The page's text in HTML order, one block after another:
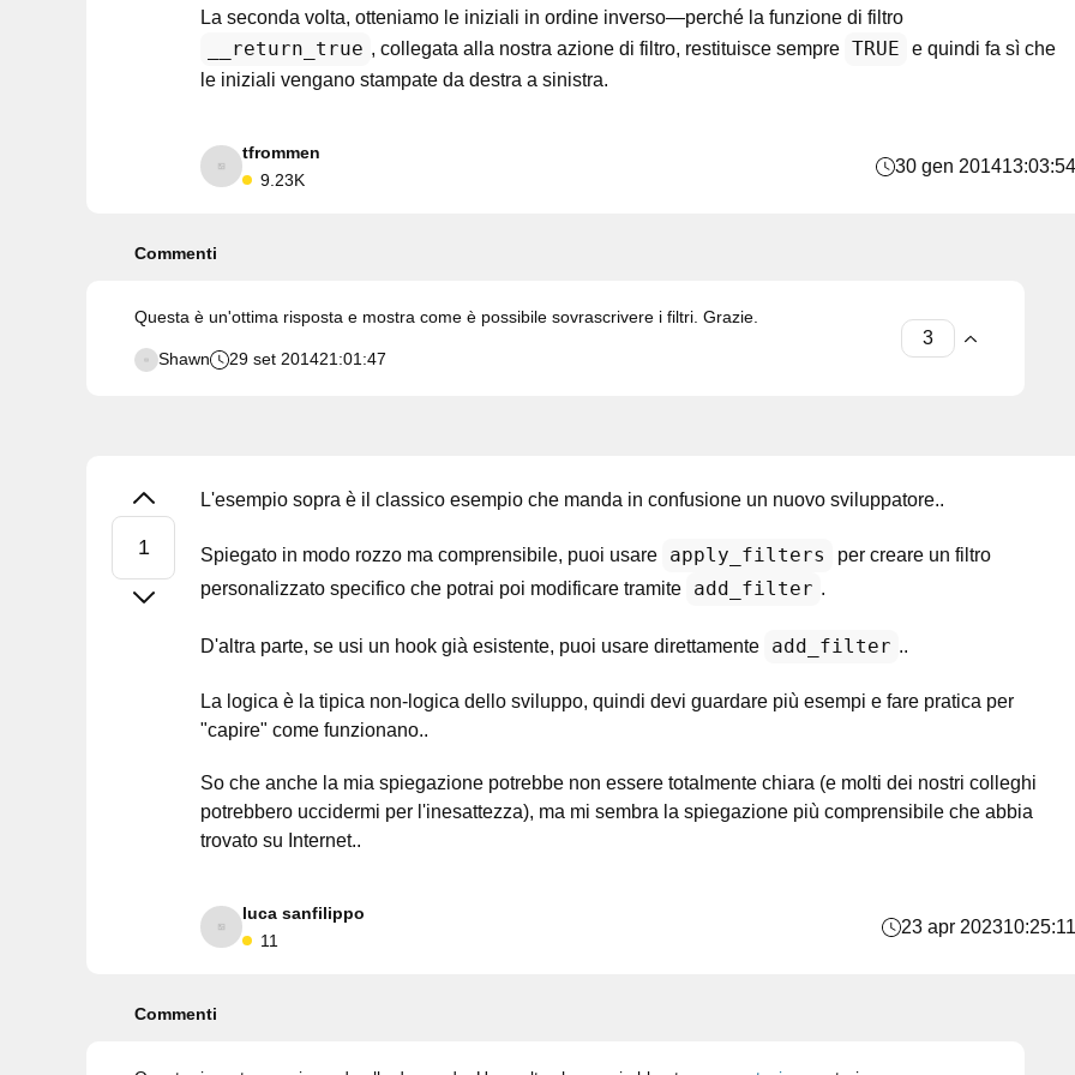
La seconda volta, otteniamo le iniziali in ordine inverso—perché la funzione di filtro
__return_true , collegata alla nostra azione di filtro, restituisce sempre TRUE
e quindi fa sì che
le iniziali vengano stampate da destra a sinistra.
tfrommen
9.23K
30 gen 201413:03:54
Commenti
Questa è un'ottima risposta e mostra come è possibile sovrascrivere i filtri. Grazie.
Shawn 29 set 201421:01:47
L'esempio sopra è il classico esempio che manda in confusione un nuovo sviluppatore..
Spiegato in modo rozzo ma comprensibile, puoi usare apply_filters
per creare un filtro
personalizzato specifico che potrai poi modificare tramite
add_filter .
D'altra parte, se usi un hook già esistente, puoi usare direttamente add_filter ..
La logica è la tipica non-logica dello sviluppo, quindi devi guardare più esempi e fare pratica per
"capire" come funzionano..
So che anche la mia spiegazione potrebbe non essere totalmente chiara (e molti dei nostri colleghi
potrebbero uccidermi per l'inesattezza), ma mi sembra la spiegazione più comprensibile che abbia
trovato su Internet..
luca sanfilippo
11
23 apr 202310:25:11
Commenti